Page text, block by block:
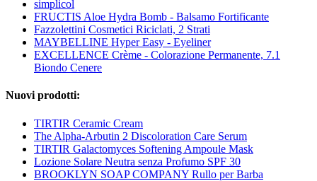
simplicol
FRUCTIS Aloe Hydra Bomb - Balsamo Fortificante
Fazzolettini Cosmetici Riciclati, 2 Strati
MAYBELLINE Hyper Easy - Eyeliner
EXCELLENCE Crème - Colorazione Permanente, 7.1
Biondo Cenere
Nuovi prodotti:
TIRTIR Ceramic Cream
The Alpha-Arbutin 2 Discoloration Care Serum
TIRTIR Galactomyces Softening Ampoule Mask
Lozione Solare Neutra senza Profumo SPF 30
BROOKLYN SOAP COMPANY Rullo per Barba